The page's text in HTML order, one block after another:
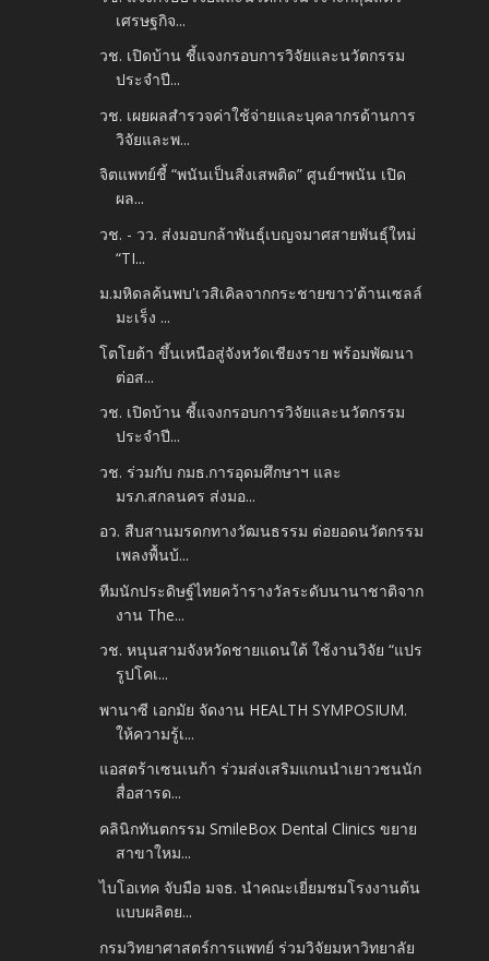
เศรษฐกิจ...
วช. เปิดบ้าน ชี้แจงกรอบการวิจัยและนวัตกรรม
ประจำปี...
วช. เผยผลสำรวจค่าใช้จ่ายและบุคลากรด้านการ
วิจัยและพ...
จิตแพทย์ชี้ “พนันเป็นสิ่งเสพติด” ศูนย์ฯพนัน เปิด
ผล...
วช. - วว. ส่งมอบกล้าพันธุ์เบญจมาศสายพันธุ์ใหม่
“TI...
ม.มหิดลค้นพบ'เวสิเคิลจากกระชายขาว'ต้านเซลล์
มะเร็ง ...
โตโยต้า ขึ้นเหนือสู่จังหวัดเชียงราย พร้อมพัฒนา
ต่อส...
วช. เปิดบ้าน ชี้แจงกรอบการวิจัยและนวัตกรรม
ประจำปี...
วช. ร่วมกับ กมธ.การอุดมศึกษาฯ และ
มรภ.สกลนคร ส่งมอ...
อว. สืบสานมรดกทางวัฒนธรรม ต่อยอดนวัตกรรม
เพลงพื้นบ้...
ทีมนักประดิษฐ์ไทยคว้ารางวัลระดับนานาชาติจาก
งาน The...
วช. หนุนสามจังหวัดชายแดนใต้ ใช้งานวิจัย “แปร
รูปโคเ...
พานาซี เอกมัย จัดงาน HEALTH SYMPOSIUM.
ให้ความรู้เ...
แอสตร้าเซนเนก้า ร่วมส่งเสริมแกนนำเยาวชนนัก
สื่อสารด...
คลินิกทันตกรรม SmileBox Dental Clinics ขยาย
สาขาใหม...
ไบโอเทค จับมือ มจธ. นำคณะเยี่ยมชมโรงงานต้น
แบบผลิตย...
กรมวิทยาศาสตร์การแพทย์ ร่วมวิจัยมหาวิทยาลัย